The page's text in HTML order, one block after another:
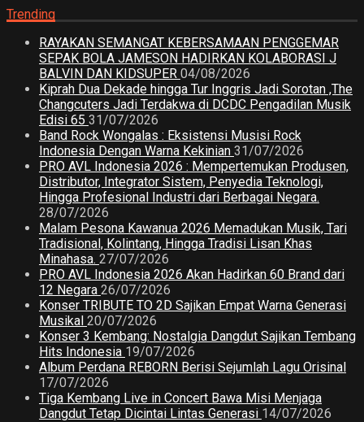
Trending
RAYAKAN SEMANGAT KEBERSAMAAN PENGGEMAR
SEPAK BOLA JAMESON HADIRKAN KOLABORASI J
BALVIN DAN KIDSUPER 04/08/2026
Kiprah Dua Dekade hingga Tur Inggris Jadi Sorotan ,The
Changcuters Jadi Terdakwa di DCDC Pengadilan Musik
Edisi 65 31/07/2026
Band Rock Wongalas : Eksistensi Musisi Rock
Indonesia Dengan Warna Kekinian 31/07/2026
PRO AVL Indonesia 2026 : Mempertemukan Produsen,
Distributor, Integrator Sistem, Penyedia Teknologi,
Hingga Profesional Industri dari Berbagai Negara.
28/07/2026
Malam Pesona Kawanua 2026 Memadukan Musik, Tari
Tradisional, Kolintang, Hingga Tradisi Lisan Khas
Minahasa. 27/07/2026
PRO AVL Indonesia 2026 Akan Hadirkan 60 Brand dari
12 Negara 26/07/2026
Konser TRIBUTE TO 2D Sajikan Empat Warna Generasi
Musikal 20/07/2026
Konser 3 Kembang: Nostalgia Dangdut Sajikan Tembang
Hits Indonesia 19/07/2026
Album Perdana REBORN Berisi Sejumlah Lagu Orisinal
17/07/2026
Tiga Kembang Live in Concert Bawa Misi Menjaga
Dangdut Tetap Dicintai Lintas Generasi 14/07/2026